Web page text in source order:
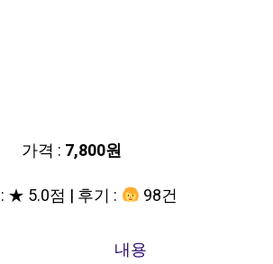
가격 : 7,800원
★ 5.0점 | 후기 :
98건
내용